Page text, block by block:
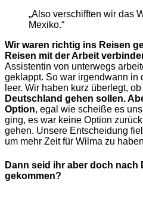
„Also verschifften wir das
Mexiko.“
Wir waren richtig ins Reisen
Reisen mit der Arbeit
Assistentin von unterwegs
geklappt. So war irgendwann in
leer. Wir haben kurz überlegt,
Deutschland gehen sollen.
Option, egal wie scheiße es
ging, es war keine Option
gehen. Unsere Entscheidung
um mehr Zeit für Wilma zu
Dann seid ihr aber doch
gekommen?